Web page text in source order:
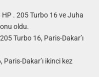
. 205 Turbo 16 ve Juha
oldu.
Turbo 16, Paris-Dakar’ı
Dakar’ı ikinci kez